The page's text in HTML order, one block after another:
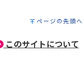
ページの先頭へ
このサイトについて